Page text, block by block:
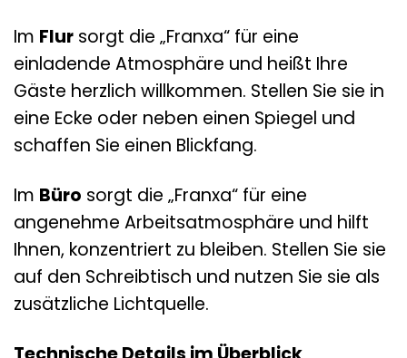
Im Flur sorgt die „Franxa“ für eine
einladende Atmosphäre und heißt Ihre
Gäste herzlich willkommen. Stellen Sie sie in
eine Ecke oder neben einen Spiegel und
schaffen Sie einen Blickfang.
Im Büro sorgt die „Franxa“ für eine
angenehme Arbeitsatmosphäre und hilft
Ihnen, konzentriert zu bleiben. Stellen Sie sie
auf den Schreibtisch und nutzen Sie sie als
zusätzliche Lichtquelle.